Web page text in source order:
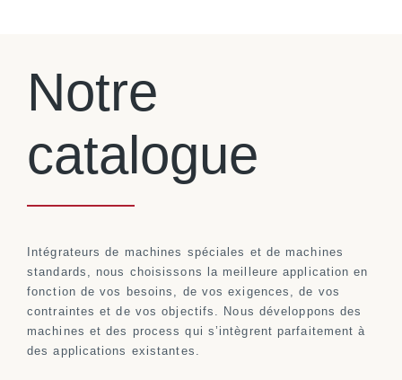
Notre
catalogue
Intégrateurs de machines spéciales et de machines
standards, nous choisissons la meilleure application en
fonction de vos besoins, de vos exigences, de vos
contraintes et de vos objectifs. Nous développons des
machines et des process qui s’intègrent parfaitement à
des applications existantes.